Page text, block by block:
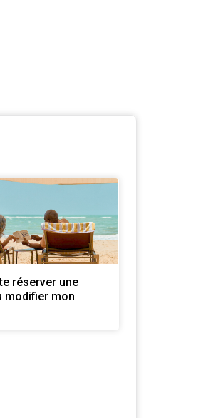
réserver une
modifier mon